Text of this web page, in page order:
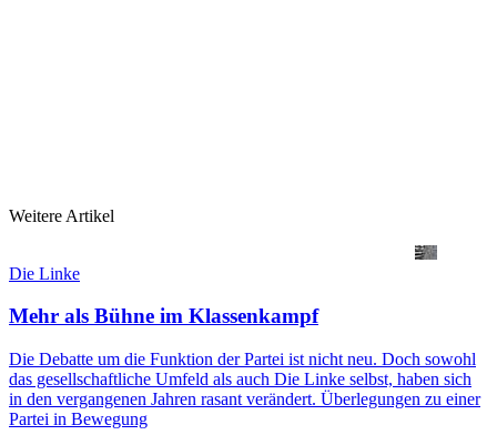
Weitere Artikel
Die Linke
Mehr als Bühne im Klassenkampf
Die Debatte um die Funktion der Partei ist nicht neu. Doch sowohl
das gesellschaftliche Umfeld als auch Die Linke selbst, haben sich
in den vergangenen Jahren rasant verändert. Überlegungen zu einer
Partei in Bewegung